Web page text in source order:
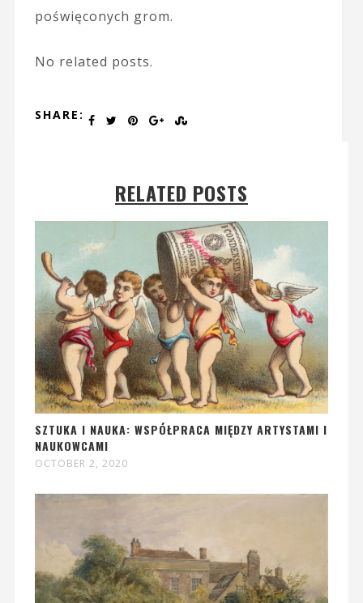
poświęconych grom.
No related posts.
SHARE:
RELATED POSTS
SZTUKA I NAUKA: WSPÓŁPRACA MIĘDZY ARTYSTAMI I
NAUKOWCAMI
OCTOBER 2, 2020